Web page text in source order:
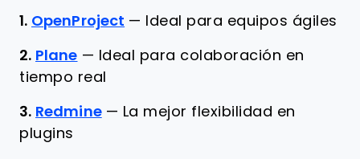
1. OpenProject — Ideal para equipos ágiles
2. Plane — Ideal para colaboración en
tiempo real
3. Redmine — La mejor flexibilidad en
plugins